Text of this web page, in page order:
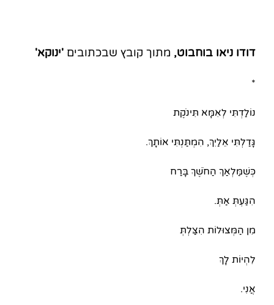
דודו ניאו בוחבוט, מתוך קובץ שבכתובים 'ינוקא'
*
נוֹלַדְתִּי לְאִמָּא תִּינֹקֶת
גָּדַלְתִּי אֵלַיִךְ, הִמְתַּנְתִּי אוֹתָךְ.
כְּשֶׁמַּלְאַךְ הַחֹשֶׁךְ בָּרַח
הִגַּעְתְּ אַתְּ.
מִן הַמְּצוּלוֹת הִצַּלְתְּ
לִהְיוֹת לָךְ
אֲנִי.